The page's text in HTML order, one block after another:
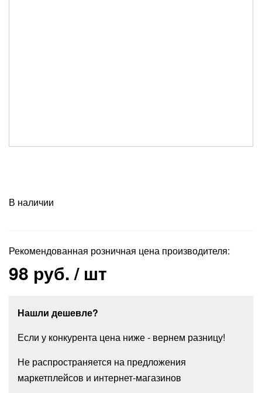
В наличии
Рекомендованная розничная цена производителя:
98 руб./ шт
Нашли дешевле?
Если у конкурента цена ниже - вернем разницу!
Не распространяется на предложения
маркетплейсов и интернет-магазинов